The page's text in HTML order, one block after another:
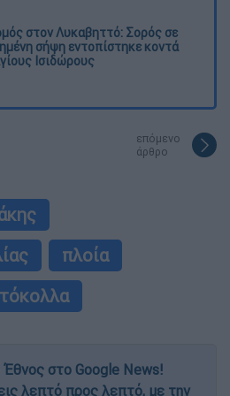
στον Λυκαβηττό: Σορός σε
σήψη εντοπίστηκε κοντά
Ισιδώρους
επόμενο
άρθρο
πλοία
στο Google News!
λεπτό προς λεπτό, με την